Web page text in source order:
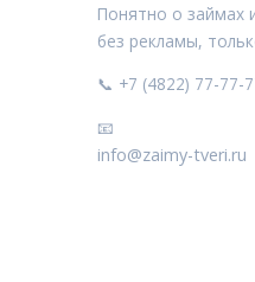
Понятно о
без рекламы,
📞 +7 (4822) 77-77-
📧
info@zaimy-tveri.ru